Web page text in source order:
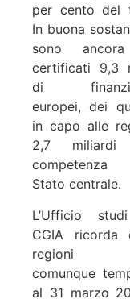
per cento del
In buona
sono
certificati 9,3
di
europei, dei
in capo alle
2,7
Stato centrale.
L’Ufficio
CGIA ricorda
regioni
comunque
al 31 marzo